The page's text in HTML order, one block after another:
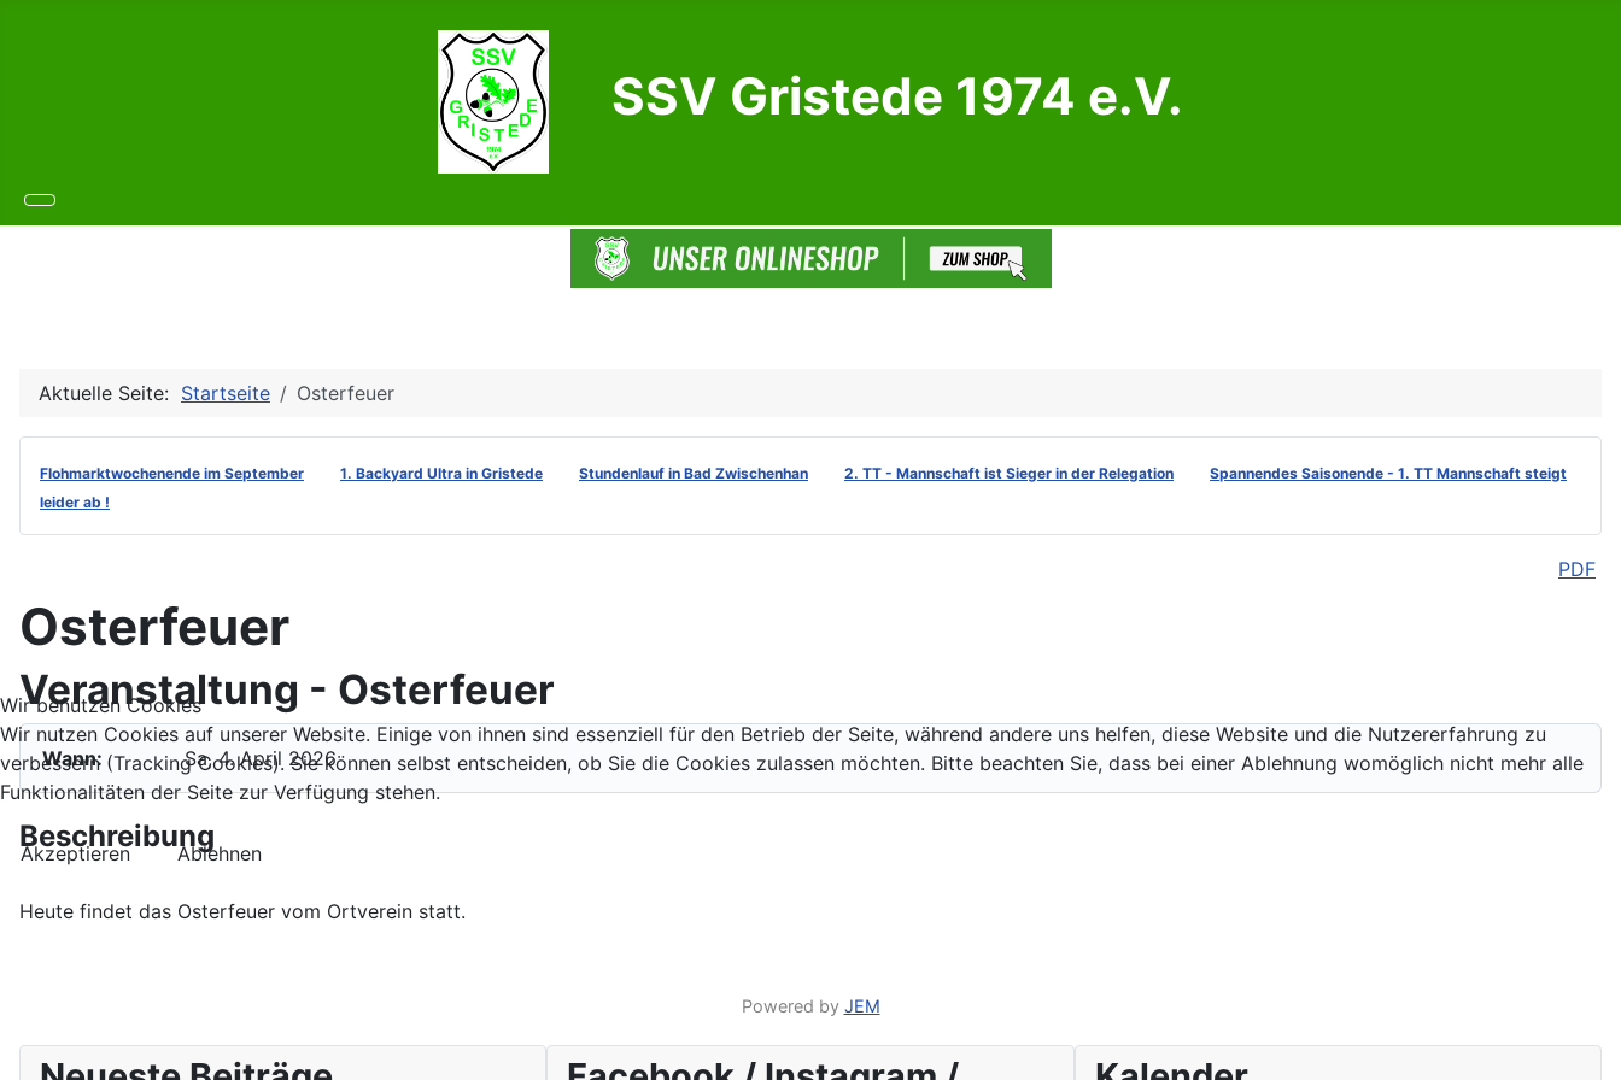
SSV Gristede 1974 e.V.
Aktuelle Seite: Startseite Osterfeuer
Flohmarktwochenende im September 1. Backyard Ultra in Gristede Stundenlauf in Bad Zwischenhan 2. TT - Mannschaft ist Sieger in der Relegation
Spannendes Saisonende - 1. TT Mannschaft steigt
leider ab !
PDF
Osterfeuer
Veranstaltung - Osterfeuer
Wann: Sa, 4. April 2026
Beschreibung
Heute findet das Osterfeuer vom Ortverein statt.
Powered by JEM
Wir benutzen Cookies
Wir nutzen Cookies auf unserer Website. Einige von ihnen sind essenziell für den Betrieb der Seite, während andere uns helfen, diese Website und die Nutzererfahrung zu
verbessern (Tracking Cookies). Sie können selbst entscheiden, ob Sie die Cookies zulassen möchten. Bitte beachten Sie, dass bei einer Ablehnung womöglich nicht mehr alle
Funktionalitäten der Seite zur Verfügung stehen.
Akzeptieren Ablehnen